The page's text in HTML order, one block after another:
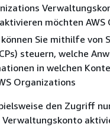
möchten AWS
Sie mithilfe von
steuern, welche
in welchen
Organizations
den Zugriff